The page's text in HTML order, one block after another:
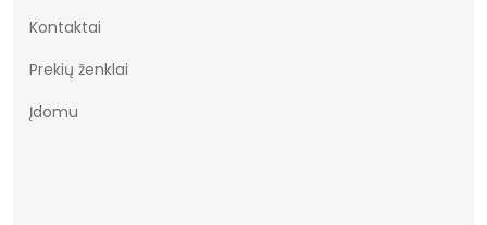
Kontaktai
Prekių ženklai
Įdomu